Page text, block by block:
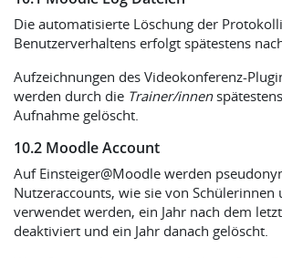
Die automatisierte Löschung der
Benutzerverhaltens erfolgt spätestens
Aufzeichnungen des Videokonferenz-
werden durch die Trainer/innen
Aufnahme gelöscht.
10.2 Moodle Account
Auf Einsteiger@Moodle werden
Nutzeraccounts, wie sie von Schülerinnen
verwendet werden, ein Jahr nach dem
deaktiviert und ein Jahr danach gelöscht.